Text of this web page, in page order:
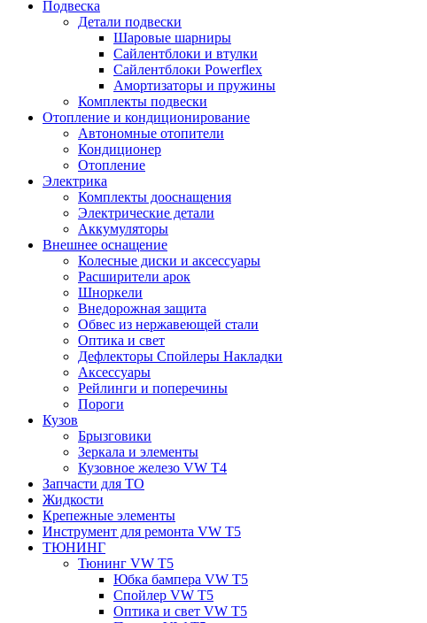
Подвеска
Детали подвески
Шаровые шарниры
Сайлентблоки и втулки
Сайлентблоки Powerflex
Амортизаторы и пружины
Комплекты подвески
Отопление и кондиционирование
Автономные отопители
Кондиционер
Отопление
Электрика
Комплекты дооснащения
Электрические детали
Аккумуляторы
Внешнее оснащение
Колесные диски и аксессуары
Расширители арок
Шноркели
Внедорожная защита
Обвес из нержавеющей стали
Оптика и свет
Дефлекторы Спойлеры Накладки
Аксессуары
Рейлинги и поперечины
Пороги
Кузов
Брызговики
Зеркала и элементы
Кузовное железо VW T4
Запчасти для ТО
Жидкости
Крепежные элементы
Инструмент для ремонта VW T5
ТЮНИНГ
Тюнинг VW T5
Юбка бампера VW T5
Спойлер VW T5
Оптика и свет VW T5